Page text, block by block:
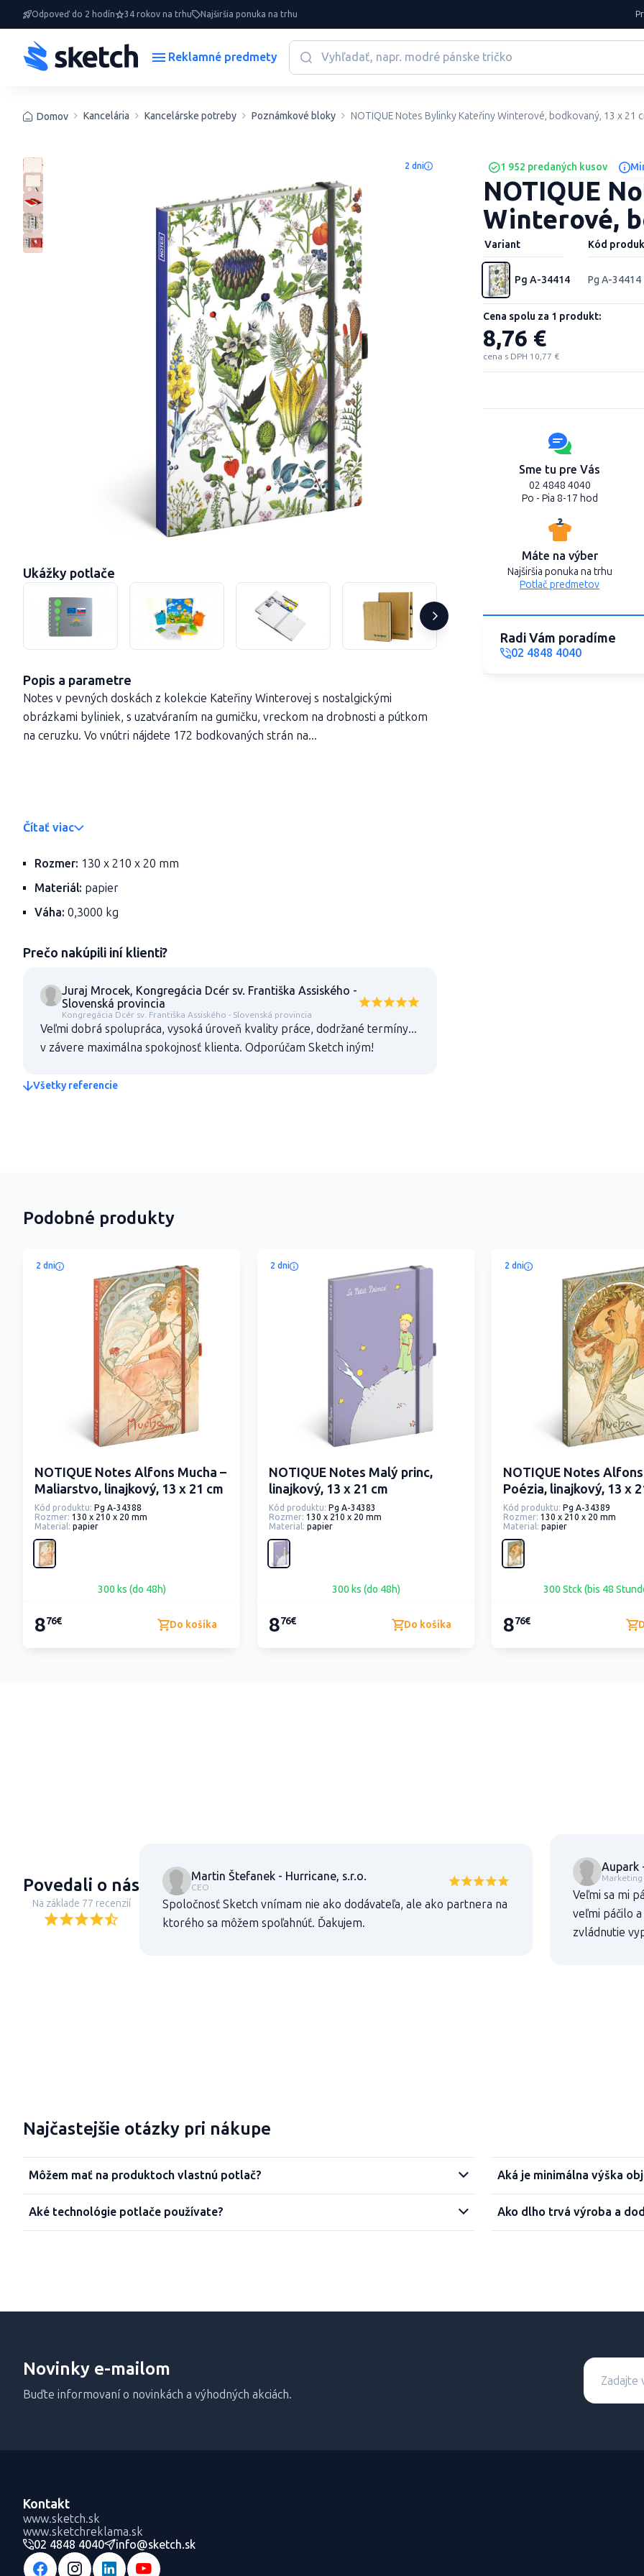
Odpoveď do 2 hodín 34 rokov na trhu Najširšia ponuka na trhu
Reklamné predmety
Domov Kancelária Kancelárske potreby Poznámkové bloky NOTIQUE Notes Bylinky Kateřiny Winterové, bodkovaný, 13 x 21
2 dni 1 952 predaných kusov
NOTIQUE
Winterové,
Variant Kód
Pg A-34414 Pg A-34414
Cena spolu za 1 produkt:
8,76 €
cena s DPH 10,77 €
Sme tu pre Vás
02 4848 4040
Po - Pia 8-17 hod
Máte na výber
Najširšia ponuka na trhu
Potlač predmetov
Radi Vám poradíme
02 4848 4040
Ukážky potlače
Popis a parametre
Notes v pevných doskách z kolekcie Kateřiny Winterovej s nostalgickými
obrázkami byliniek, s uzatváraním na gumičku, vreckom na drobnosti a pútkom
na ceruzku. Vo vnútri nájdete 172 bodkovaných strán na...
Čítať viac
Rozmer: 130 x 210 x 20 mm
Materiál: papier
Váha: 0,3000 kg
Prečo nakúpili iní klienti?
Juraj Mrocek, Kongregácia Dcér sv. Františka Assiského -
Slovenská provincia
Kongregácia Dcér sv. Františka Assiského - Slovenská provincia
Veľmi dobrá spolupráca, vysoká úroveň kvality práce, dodržané termíny...
v závere maximálna spokojnosť klienta. Odporúčam Sketch iným!
Všetky referencie
Podobné produkty
2 dni
NOTIQUE Notes Alfons Mucha –
Maliarstvo, linajkový, 13 x 21 cm
Kód produktu: Pg A-34388
Rozmer: 130 x 210 x 20 mm
Material: papier
300 ks (do 48h)
876€ Do košíka
2 dni
NOTIQUE Notes Malý princ,
linajkový, 13 x 21 cm
Kód produktu: Pg A-34383
Rozmer: 130 x 210 x 20 mm
Material: papier
300 ks (do 48h)
876€ Do košíka
2 dni
NOTIQUE Notes
Poézia, linajkový, 13 x
Kód produktu: Pg A-34389
Rozmer: 130 x 210 x 20 mm
Material: papier
300 Stck (bis 48
876€
Povedali o nás
Na základe 77 recenzií
Martin Štefanek - Hurricane, s.r.o.
CEO
Spoločnosť Sketch vnímam nie ako dodávateľa, ale ako partnera na
ktorého sa môžem spoľahnúť. Ďakujem.
Aupark
Marketing
Veľmi sa mi
veľmi páčilo
zvládnutie
Najčastejšie otázky pri nákupe
Môžem mať na produktoch vlastnú potlač?
Aké technológie potlače používate?
Aká je minimálna výška
Ako dlho trvá výroba a
Novinky e-mailom
Buďte informovaní o novinkách a výhodných akciách.
Kontakt
www.sketch.sk
www.sketchreklama.sk
02 4848 4040
info@sketch.sk